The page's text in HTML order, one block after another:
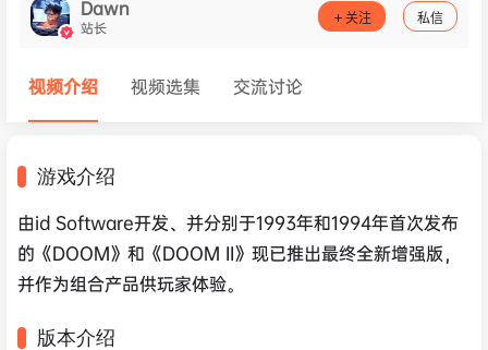
Dawn
站长 关注 私信
视频介绍 视频选集 交流讨论
游戏介绍
由id Software开发、并分别于1993年和1994年首次发布
的《DOOM》和《DOOM II》现已推出最终全新增强版，
并作为组合产品供玩家体验。
版本介绍